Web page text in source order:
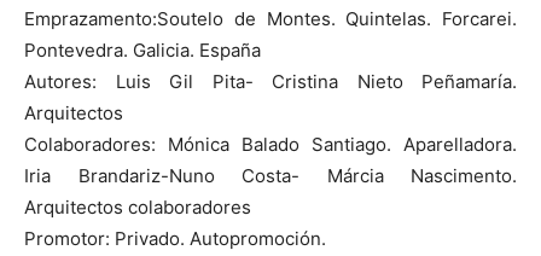
Emprazamento:Soutelo de Montes. Quintelas. Forcarei.
Pontevedra. Galicia. España
Autores: Luis Gil Pita- Cristina Nieto Peñamaría.
Arquitectos
Colaboradores: Mónica Balado Santiago. Aparelladora.
Iria Brandariz-Nuno Costa- Márcia Nascimento.
Arquitectos colaboradores
Promotor: Privado. Autopromoción.